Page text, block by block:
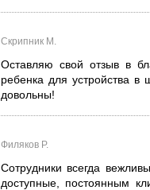
Скрипник М.
Оставляю свой отзыв в
ребенка для устройства в
довольны!
Филяков Р.
Сотрудники всегда
доступные, постоянным